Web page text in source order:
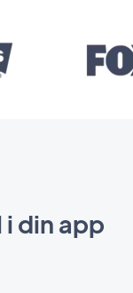
din app